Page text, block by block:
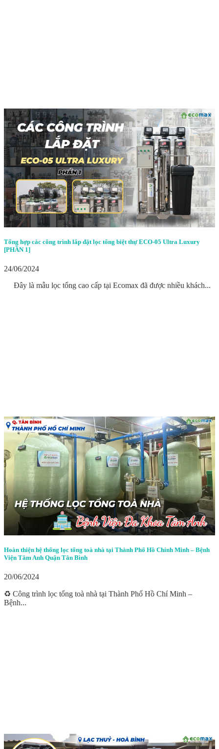
Tổng hợp các công trình lắp đặt lọc tổng biệt thự ECO-05 Ultra Luxury
[PHẦN 1]
24/06/2024
Đây là mẫu lọc tổng cao cấp tại Ecomax đã được nhiều khách...
Hoàn thiện hệ thống lọc tổng toà nhà tại Thành Phố Hồ Chính Minh – Bệnh
Viện Tâm Anh Quận Tân Bình
20/06/2024
♻️ Công trình lọc tổng toà nhà tại Thành Phố Hồ Chí Minh –
Bệnh...